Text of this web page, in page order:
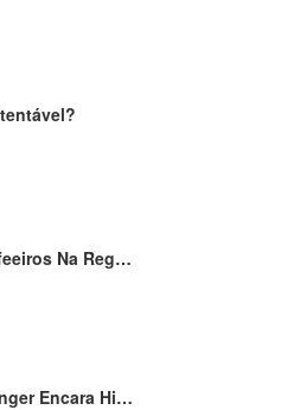
Na Reg…
Encara Hi…